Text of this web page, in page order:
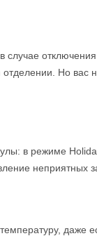
Но
в режиме
неприятных
даже